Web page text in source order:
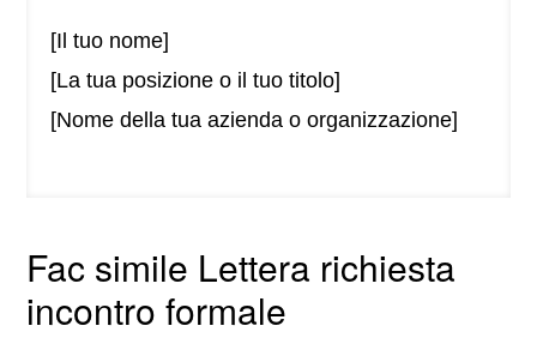
[Il tuo nome]
[La tua posizione o il tuo titolo]
[Nome della tua azienda o organizzazione]
Fac simile Lettera richiesta
incontro formale